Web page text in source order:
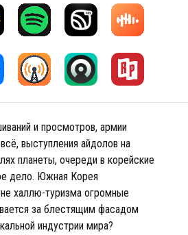
и просмотров, армии
выступления айдолов на
планеты, очереди в корейские
дело. Южная Корея
халлю-туризма огромные
за блестящим фасадом
индустрии мира?